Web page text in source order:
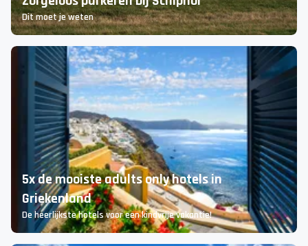
Zorgeloos parkeren bij Schiphol
Dit moet je weten